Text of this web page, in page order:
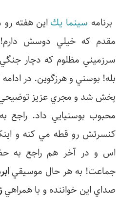
برنامه سينما يكاين هفته
مقدم كه خيلي دوسش
سرزميني مظلوم كه دچار
بله! بوسني و هرزگوين. در
پخش شد و مجري عزيز توضيحي
محبوب بوسنيايي داد. راجع
كنسرتش رو قطه مي كنه و
اس و در آخر هم راجع به
جماعت! به هر حال موسيقي
صداي اين خواننده و با همراهي